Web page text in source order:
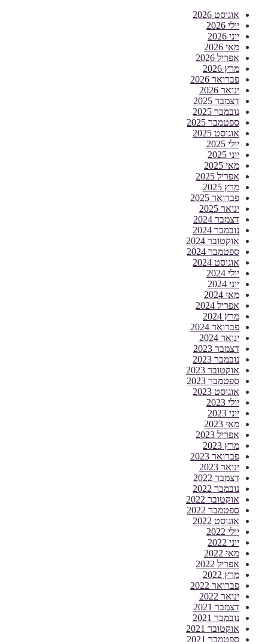
אוגוסט 2026
יולי 2026
יוני 2026
מאי 2026
אפריל 2026
מרץ 2026
פברואר 2026
ינואר 2026
דצמבר 2025
נובמבר 2025
ספטמבר 2025
אוגוסט 2025
יולי 2025
יוני 2025
מאי 2025
אפריל 2025
מרץ 2025
פברואר 2025
ינואר 2025
דצמבר 2024
נובמבר 2024
אוקטובר 2024
ספטמבר 2024
אוגוסט 2024
יולי 2024
יוני 2024
מאי 2024
אפריל 2024
מרץ 2024
פברואר 2024
ינואר 2024
דצמבר 2023
נובמבר 2023
אוקטובר 2023
ספטמבר 2023
אוגוסט 2023
יולי 2023
יוני 2023
מאי 2023
אפריל 2023
מרץ 2023
פברואר 2023
ינואר 2023
דצמבר 2022
נובמבר 2022
אוקטובר 2022
ספטמבר 2022
אוגוסט 2022
יולי 2022
יוני 2022
מאי 2022
אפריל 2022
מרץ 2022
פברואר 2022
ינואר 2022
דצמבר 2021
נובמבר 2021
אוקטובר 2021
ספטמבר 2021